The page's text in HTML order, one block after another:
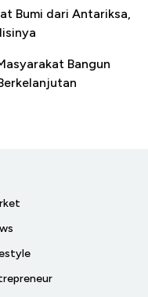
Bumi dari Antariksa,
Bangun